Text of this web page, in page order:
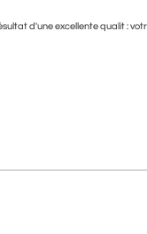
d'une excellente qualit :